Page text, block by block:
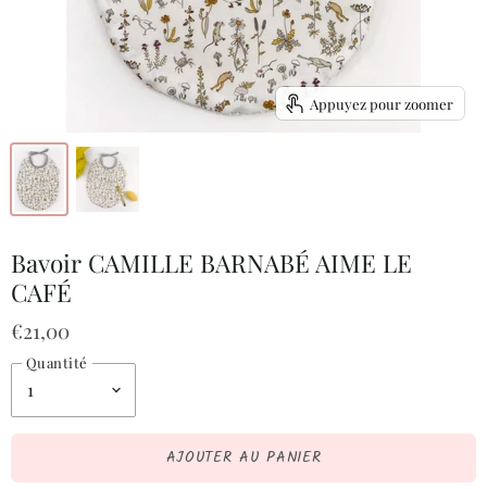
Appuyez pour zoomer
Bavoir CAMILLE BARNABÉ AIME LE
CAFÉ
€21,00
Quantité
AJOUTER AU PANIER